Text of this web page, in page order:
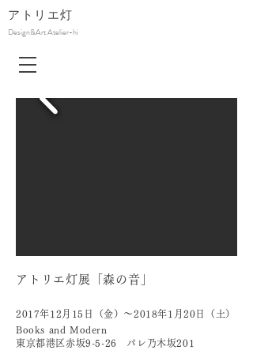
Design&Art Atelier-hi
アトリエ灯
アトリエ灯展「森の音」
2017年12 月15日（金）〜2018年1月20日（土）
Books and Modern
東京都港区赤坂9-5-26 パレ乃木坂201